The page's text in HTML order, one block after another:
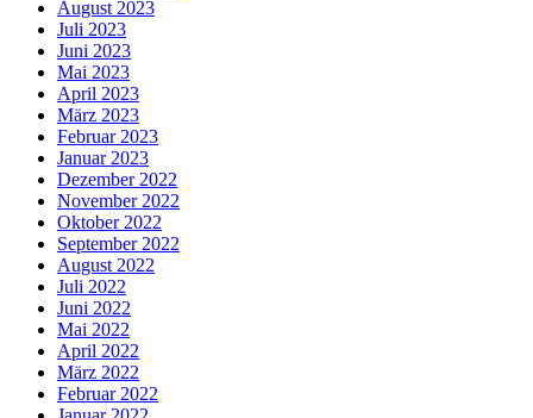
August 2023
Juli 2023
Juni 2023
Mai 2023
April 2023
März 2023
Februar 2023
Januar 2023
Dezember 2022
November 2022
Oktober 2022
September 2022
August 2022
Juli 2022
Juni 2022
Mai 2022
April 2022
März 2022
Februar 2022